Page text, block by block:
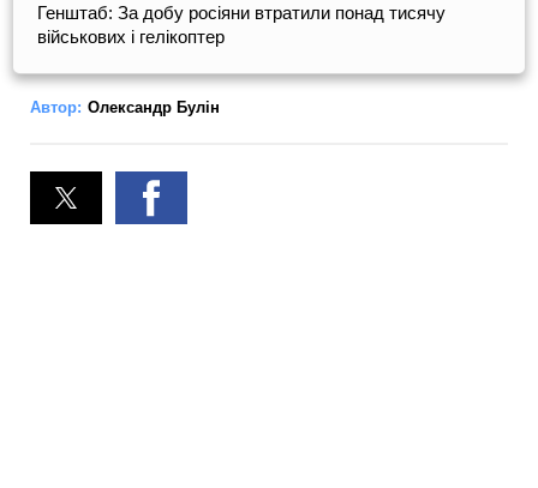
Генштаб: За добу росіяни втратили понад тисячу
військових і гелікоптер
Автор: Олександр Булін